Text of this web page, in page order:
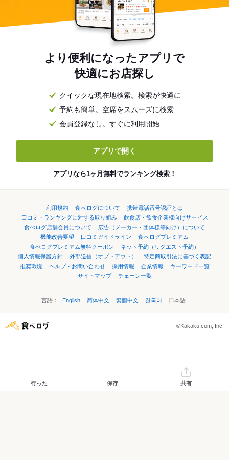
より便利になったアプリで
快適にお店探し
クイックな現在地検索。検索が快適に
予約も簡単。空席をスムーズに検索
会員登録なし。すぐに利用開始
アプリで開く
アプリなら1ヶ月無料でランキング検索！
利用規約 食べログについて
携帯電話番号認証とは
口コミ・ランキングに対する取り組み
飲食店・飲食企業様向けサービス
食べログ店舗会員について
広告（メーカー・団体様等向け）について
機能改善要望
口コミガイドライン
食べログプレミアム
食べログプレミアム無料クーポン
ネット予約（リクエスト予約）
個人情報保護方針
外部送信（オプトアウト）
特定商取引法に基づく表記
推奨環境
ヘルプ・お問い合わせ 採用情報 企業情報
キーワード一覧
サイトマップ
チェーン一覧
言語： English 简体中文 繁體中文 한국어 日本語
©Kakaku.com, Inc.
行った 保存 共有